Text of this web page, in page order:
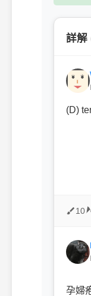
詳解
(D)
10
孕婦